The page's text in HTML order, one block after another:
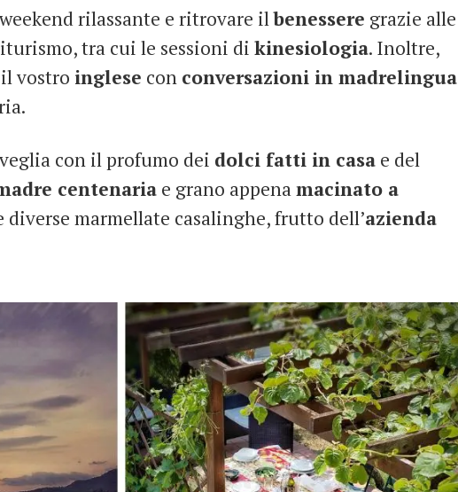
rilassante e ritrovare ilbenessere grazie alle
tra cui le sessioni di kinesiologia. Inoltre,
vostro inglese con conversazioni in madrelingua
con il profumo dei dolci fatti in casa e del
centenaria e grano appena macinato a
marmellate casalinghe, frutto dell’azienda